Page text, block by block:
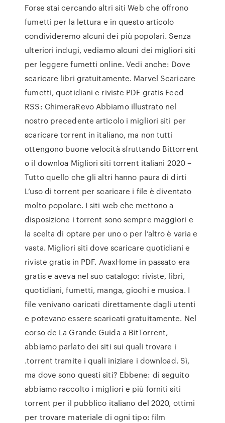
Forse stai cercando altri siti Web che offrono
fumetti per la lettura e in questo articolo
condivideremo alcuni dei più popolari. Senza
ulteriori indugi, vediamo alcuni dei migliori siti
per leggere fumetti online. Vedi anche: Dove
scaricare libri gratuitamente. Marvel Scaricare
fumetti, quotidiani e riviste PDF gratis Feed
RSS: ChimeraRevo Abbiamo illustrato nel
nostro precedente articolo i migliori siti per
scaricare torrent in italiano, ma non tutti
ottengono buone velocità sfruttando Bittorrent
o il downloa Migliori siti torrent italiani 2020 –
Tutto quello che gli altri hanno paura di dirti
L’uso di torrent per scaricare i file è diventato
molto popolare. I siti web che mettono a
disposizione i torrent sono sempre maggiori e
la scelta di optare per uno o per l’altro è varia e
vasta. Migliori siti dove scaricare quotidiani e
riviste gratis in PDF. AvaxHome in passato era
gratis e aveva nel suo catalogo: riviste, libri,
quotidiani, fumetti, manga, giochi e musica. I
file venivano caricati direttamente dagli utenti
e potevano essere scaricati gratuitamente. Nel
corso de La Grande Guida a BitTorrent,
abbiamo parlato dei siti sui quali trovare i
.torrent tramite i quali iniziare i download. Sì,
ma dove sono questi siti? Ebbene: di seguito
abbiamo raccolto i migliori e più forniti siti
torrent per il pubblico italiano del 2020, ottimi
per trovare materiale di ogni tipo: film